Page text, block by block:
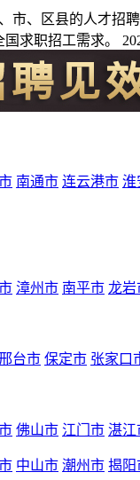
市、区县的人才
求职招工需求。
南通市 连云港市 淮
漳州市 南平市 龙岩
台市 保定市 张家口
佛山市 江门市 湛江
中山市 潮州市 揭阳